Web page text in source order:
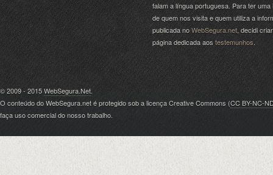
falam a língua portuguesa. Para ter uma
de quem nos visita e quem utiliza a
publicada noWebSegura.net , decidi
página dedicada aos testemunhos
© 2009 - 2015WebSegura.Net.
O conteúdo do WebSegura.net é protegido sob a licença Creative Commons (CC BY-NC-
faça uso comercial do nosso trabalho.